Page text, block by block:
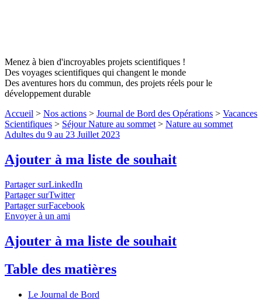
Menez à bien d'incroyables projets scientifiques !
Des voyages scientifiques qui changent le monde
Des aventures hors du commun, des projets réels pour le
développement durable
Accueil > Nos actions > Journal de Bord des Opérations > Vacances
Scientifiques > Séjour Nature au sommet > Nature au sommet
Adultes du 9 au 23 Juillet 2023
Ajouter à ma liste de souhait
Partager surLinkedIn
Partager surTwitter
Partager surFacebook
Envoyer à un ami
Ajouter à ma liste de souhait
Table des matières
Le Journal de Bord